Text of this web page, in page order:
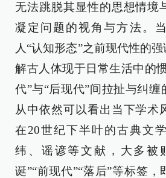
无法跳脱其显性的思想情境
凝定问题的视角与方法。
人“认知形态”之前现代性的
解古人体现于日常生活中的
代”与“后现代”间拉扯与纠缠
从中依然可以看出当下学术
在20世纪下半叶的古典文
纬、谣谚等文献，大多被
诞”“前现代”“落后”等标签